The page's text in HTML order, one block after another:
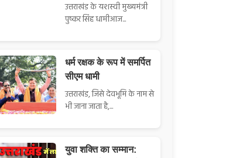
उत्तराखंड के यशस्वी मुख्यमंत्री
पुष्कर सिंह धामीआज...
धर्म रक्षक के रूप में समर्पित
सीएम धामी
उत्तराखंड, जिसे देवभूमि के नाम से
भी जाना जाता है,...
युवा शक्ति का सम्मान: